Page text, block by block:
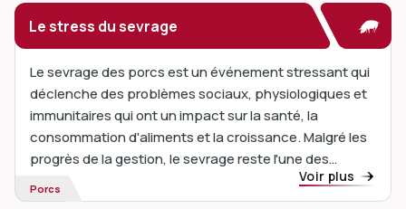
Le stress du sevrage
Le sevrage des porcs est un événement stressant qui
déclenche des problèmes sociaux, physiologiques et
immunitaires qui ont un impact sur la santé, la
consommation d'aliments et la croissance. Malgré les
progrès de la gestion, le sevrage reste l'une des
périodes les plus stressantes de la vie d'un porc....
Voir plus
Porcs